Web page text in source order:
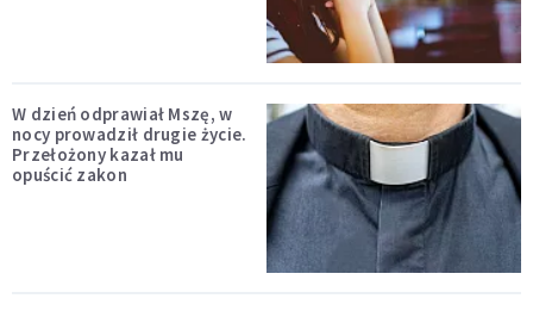
W dzień odprawiał Mszę, w
nocy prowadził drugie życie.
Przełożony kazał mu
opuścić zakon